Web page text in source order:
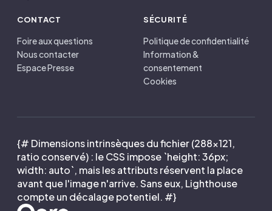
CONTACT
Foire aux questions
Nous contacter
Espace Presse
SÉCURITÉ
Politique de confidentialité
Information &
consentement
Cookies
{# Dimensions intrinsèques du fichier (288×121,
ratio conservé) : le CSS impose `height: 36px;
width: auto`, mais les attributs réservent la place
avant que l'image n'arrive. Sans eux, Lighthouse
compte un décalage potentiel. #}